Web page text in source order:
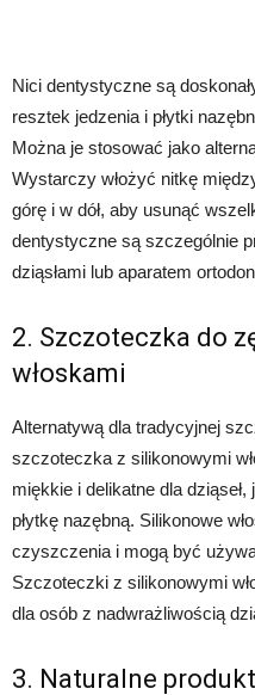
Nici dentystyczne są
resztek jedzenia i płytki
Można je stosować jako
Wystarczy włożyć nitkę
górę i w dół, aby usunąć
dentystyczne są szczególnie
dziąsłami lub aparatem
2. Szczoteczka do
włoskami
Alternatywą dla tradycyjnej
szczoteczka z silikonowymi
miękkie i delikatne dla
płytkę nazębną. Silikonowe
czyszczenia i mogą być
Szczoteczki z silikonowymi
dla osób z nadwrażliwością
3. Naturalne